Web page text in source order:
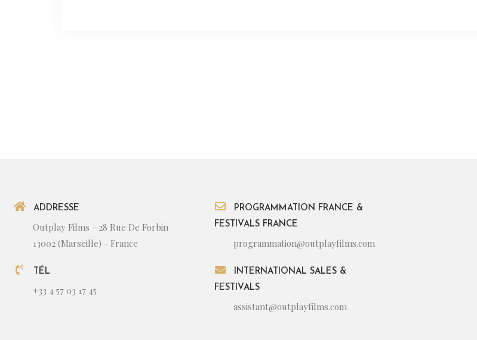
ADDRESSE
Outplay Films - 28 Rue De Forbin
13002 (Marseille) - France
TÉL
+33 4 57 03 17 45
PROGRAMMATION FRANCE &
FESTIVALS FRANCE
programmation@outplayfilms.com
INTERNATIONAL SALES &
FESTIVALS
assistant@outplayfilms.com